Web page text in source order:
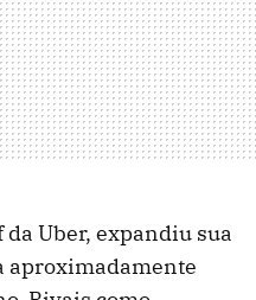
Uber, expandiu sua
aproximadamente